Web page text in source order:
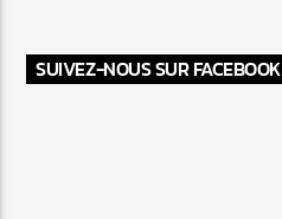
SUIVEZ-NOUS SUR FACEBOOK